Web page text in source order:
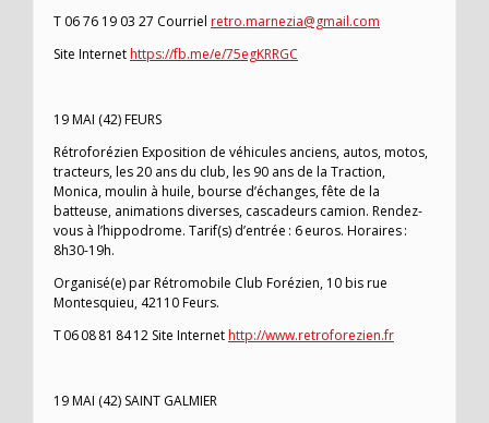
T 06 76 19 03 27 Courriel retro.marnezia@gmail.com
Site Internethttps://fb.me/e/75egKRRGC
19 MAI (42) FEURS
Rétroforézien Exposition de véhicules anciens, autos, motos,
tracteurs, les 20 ans du club, les 90 ans de la Traction,
Monica, moulin à huile, bourse d’échanges, fête de la
batteuse, animations diverses, cascadeurs camion. Rendez-
vous à l’hippodrome. Tarif(s) d’entrée : 6 euros. Horaires :
8h30-19h.
Organisé(e) par Rétromobile Club Forézien, 10 bis rue
Montesquieu, 42110 Feurs.
T 06 08 81 84 12 Site Internethttp://www.retroforezien.fr
19 MAI (42) SAINT GALMIER